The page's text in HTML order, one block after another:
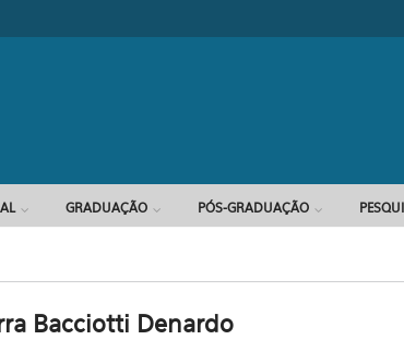
Formulário
GRADUAÇÃO PÓS-GRADUAÇÃO
Bacciotti Denardo